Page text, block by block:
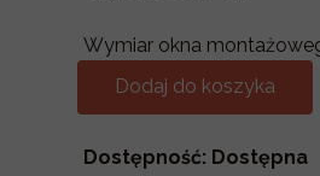
Dostępność: Dostępna
Dodaj do koszyka
Wymiar okna